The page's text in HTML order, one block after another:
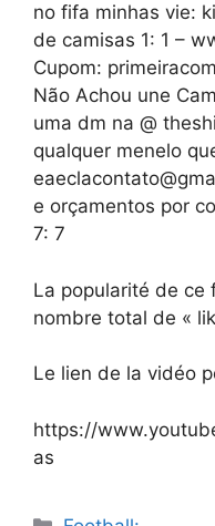
no fifa minhas vie:
de camisas 1: 1 –
Cupom:
Não Achou une
uma dm na @
qualquer menelo
e orçamentos por
7: 7
La popularité de ce
nombre total de «
Le lien de la vidéo
https://
as
Catégories